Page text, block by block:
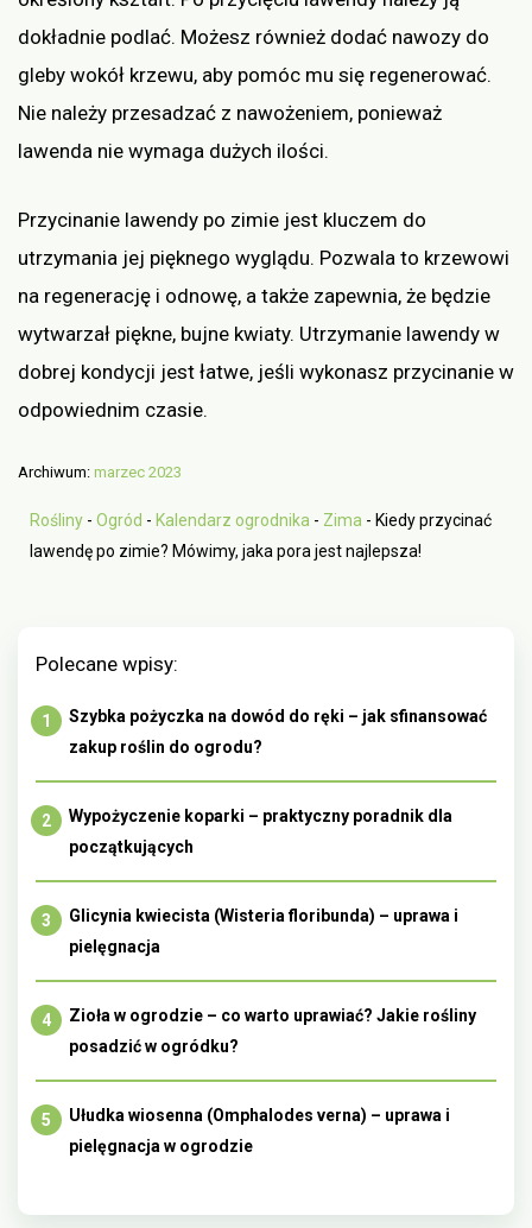
dokładnie podlać. Możesz również dodać nawozy do
gleby wokół krzewu, aby pomóc mu się regenerować.
Nie należy przesadzać z nawożeniem, ponieważ
lawenda nie wymaga dużych ilości.
Przycinanie lawendy po zimie jest kluczem do
utrzymania jej pięknego wyglądu. Pozwala to krzewowi
na regenerację i odnowę, a także zapewnia, że będzie
wytwarzał piękne, bujne kwiaty. Utrzymanie lawendy w
dobrej kondycji jest łatwe, jeśli wykonasz przycinanie w
odpowiednim czasie.
Archiwum: marzec 2023
Rośliny - Ogród - Kalendarz ogrodnika - Zima - Kiedy przycinać
lawendę po zimie? Mówimy, jaka pora jest najlepsza!
Polecane wpisy:
Szybka pożyczka na dowód do ręki – jak sfinansować
zakup roślin do ogrodu?
Wypożyczenie koparki – praktyczny poradnik dla
początkujących
Glicynia kwiecista (Wisteria floribunda) – uprawa i
pielęgnacja
Zioła w ogrodzie – co warto uprawiać? Jakie rośliny
posadzić w ogródku?
Ułudka wiosenna (Omphalodes verna) – uprawa i
pielęgnacja w ogrodzie